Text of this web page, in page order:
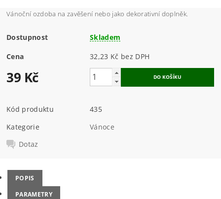
Vánoční ozdoba na zavěšení nebo jako dekorativní doplněk.
Dostupnost Skladem
Cena 32,23 Kč bez DPH
39 Kč
Kód produktu
435
Kategorie
Vánoce
Dotaz
POPIS
PARAMETRY